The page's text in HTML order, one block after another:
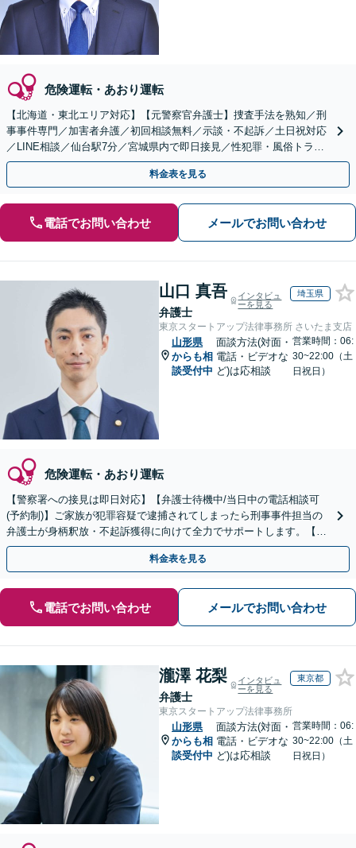
危険運転・あおり運転
【北海道・東北エリア対応】【元警察官弁護士】捜査手法を熟知／刑
事事件専門／加害者弁護／初回相談無料／示談・不起訴／土日祝対応
／LINE相談／仙台駅7分／宮城県内で即日接見／性犯罪・風俗トラブ
ルに強い／家族が逮捕されたら至急ご連絡を！
料金表を見る
電話でお問い合わせ メールでお問い合わせ
山口 真吾
弁護士
インタビュ
ーを見る
埼玉県
東京スタートアップ法律事務所 さいたま支店
山形県
からも相
談受付中
面談方法(対面・
電話・ビデオな
ど)は応相談
営業時間：06:
30~22:00（土
日祝日）
危険運転・あおり運転
【警察署への接見は即日対応】【弁護士待機中/当日中の電話相談可
(予約制)】ご家族が犯罪容疑で逮捕されてしまったら刑事事件担当の
弁護士が身柄釈放・不起訴獲得に向けて全力でサポートします。【毎
月100名以上の相談実績】【全国対応】
料金表を見る
電話でお問い合わせ メールでお問い合わせ
瀧澤 花梨
弁護士
インタビュ
ーを見る
東京都
東京スタートアップ法律事務所
山形県
からも相
談受付中
面談方法(対面・
電話・ビデオな
ど)は応相談
営業時間：06:
30~22:00（土
日祝日）